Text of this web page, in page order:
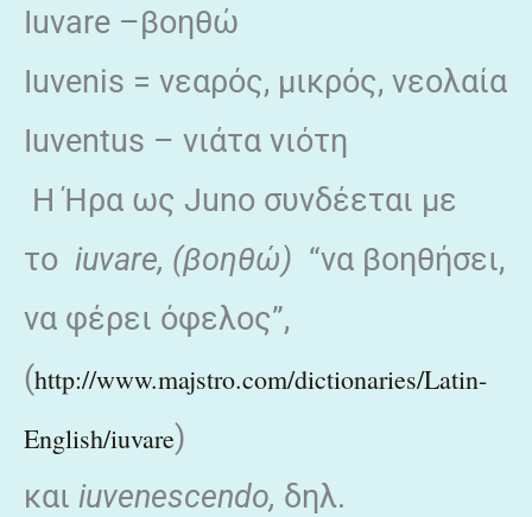
Iuvare –βοηθώ
Iuvenis = νεαρός, μικρός, νεολαία
Iuventus – νιάτα νιότη
Η Ήρα ως Juno συνδέεται με
το iuvare, (βοηθώ) “να βοηθήσει,
να φέρει όφελος”,
(http://www.majstro.com/dictionaries/Latin-
English/iuvare)
και iuvenescendo, δηλ.